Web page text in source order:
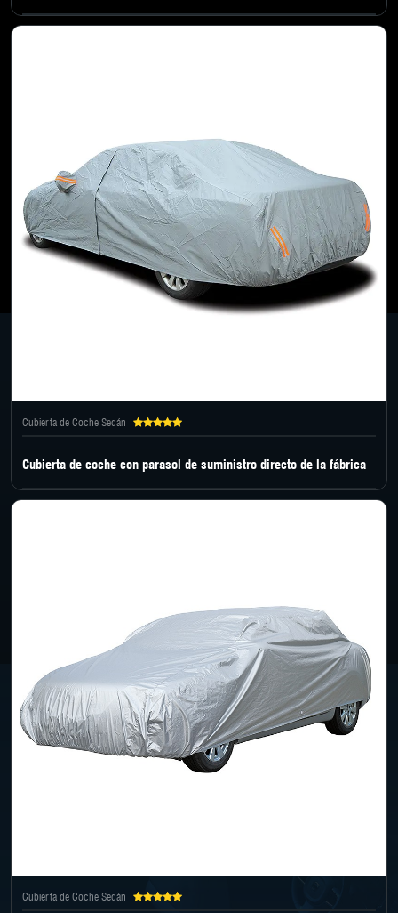
Cubierta de Coche Sedán
Cubierta de coche con parasol de suministro directo de la fábrica
Cubierta de Coche Sedán